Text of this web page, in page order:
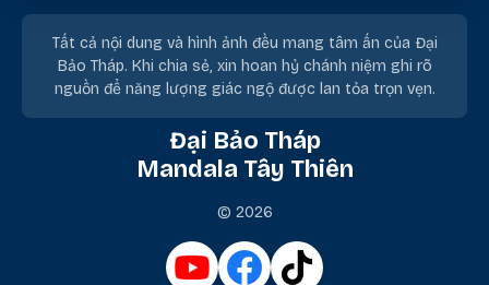
Tất cả nội dung và hình ảnh đều mang tâm ấn của Đại
Bảo Tháp. Khi chia sẻ, xin hoan hỷ chánh niệm ghi rõ
nguồn để năng lượng giác ngộ được lan tỏa trọn vẹn.
Đại Bảo Tháp
Mandala Tây Thiên
© 2026